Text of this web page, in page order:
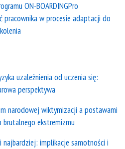
ON-BOARDINGPro
pracownika w procesie adaptacji do
uzależnienia od uczenia się:
perspektywa
narodowej wiktymizacji a postawami
brutalnego ekstremizmu
implikacje samotności i